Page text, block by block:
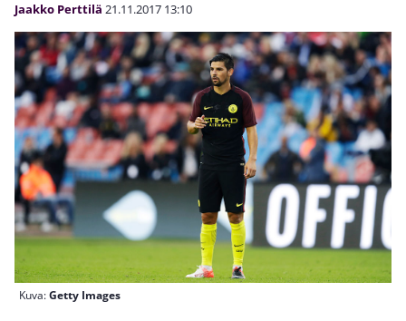
Jaakko Perttilä 21.11.2017 13:10
Kuva:Getty Images